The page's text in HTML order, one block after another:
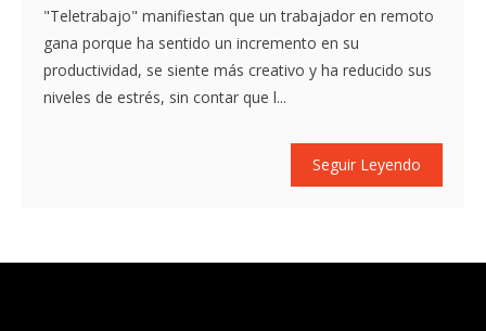
"Teletrabajo" manifiestan que un trabajador en remoto
gana porque ha sentido un incremento en su
productividad, se siente más creativo y ha reducido sus
niveles de estrés, sin contar que l...
Seguir Leyendo